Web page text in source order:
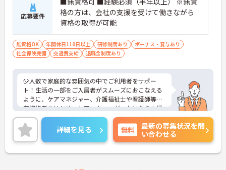
応募要件
格の方は、会社の支援を受けて働きながら
資格の取得が可能
無資格OK 年間休日110日以上 研修制度あり
ボーナス・賞与あり
社会保険完備
交通費支給 退職金制度あり
少人数で家庭的な雰囲気の中でご利用者をサポー
ト！生活の一部をご入居者がスムーズにおこなえる
ように、ケアマネジャー、介護福祉士や看護師等の
有資格者をはじめ、ケアスタッフが一丸となり支援
します。現在、全国で300 か所以上の介護事業所を
運営する法人で安定感も抜群です。
ご興味のある方には、面接対策ポイントなど、さら
に詳細をお話しいたしますのでお気軽にご相談くだ
さい！
詳細を見る 無料
最新の募集状況を問
い合わせる